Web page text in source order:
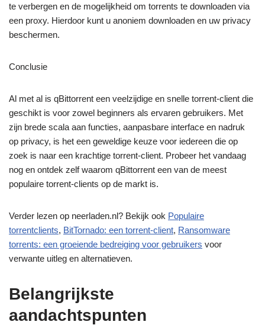
te verbergen en de mogelijkheid om torrents te downloaden via
een proxy. Hierdoor kunt u anoniem downloaden en uw privacy
beschermen.
Conclusie
Al met al is qBittorrent een veelzijdige en snelle torrent-client die
geschikt is voor zowel beginners als ervaren gebruikers. Met
zijn brede scala aan functies, aanpasbare interface en nadruk
op privacy, is het een geweldige keuze voor iedereen die op
zoek is naar een krachtige torrent-client. Probeer het vandaag
nog en ontdek zelf waarom qBittorrent een van de meest
populaire torrent-clients op de markt is.
Verder lezen op neerladen.nl? Bekijk ook Populaire
torrentclients, BitTornado: een torrent-client, Ransomware
torrents: een groeiende bedreiging voor gebruikers voor
verwante uitleg en alternatieven.
Belangrijkste
aandachtspunten